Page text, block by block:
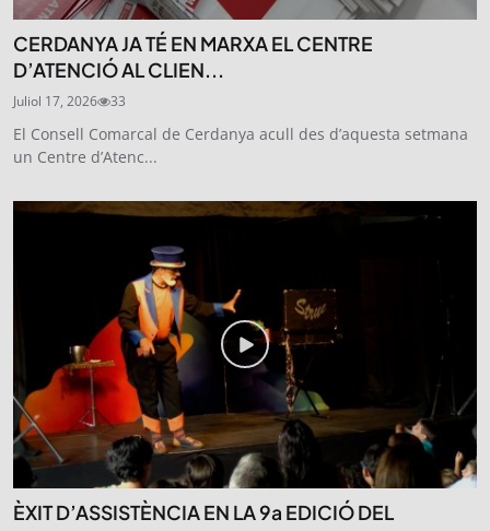
CERDANYA JA TÉ EN MARXA EL CENTRE
D’ATENCIÓ AL CLIEN...
Juliol 17, 2026 33
El Consell Comarcal de Cerdanya acull des d’aquesta setmana
un Centre d’Atenc...
ÈXIT D’ASSISTÈNCIA EN LA 9a EDICIÓ DEL